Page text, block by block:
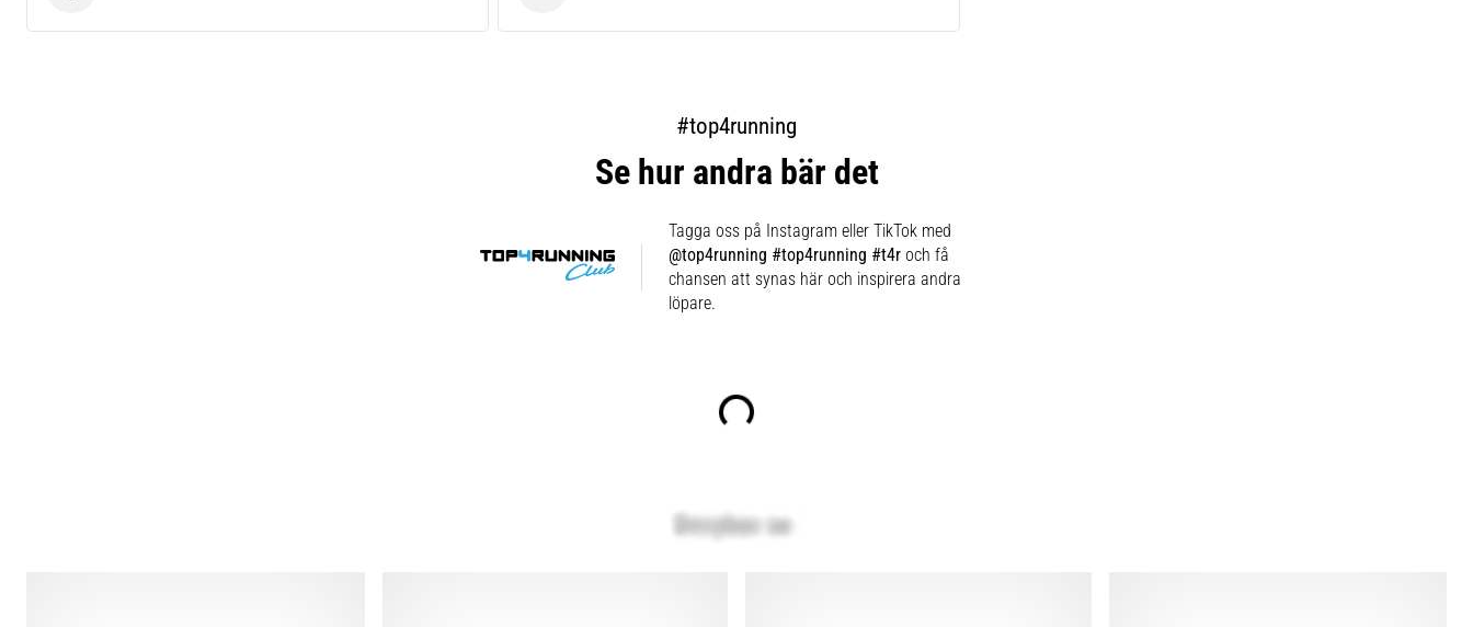
#top4running
Se hur andra bär det
Tagga oss på Instagram eller TikTok med
@top4running #top4running #t4r och få
chansen att synas här och inspirera andra
löpare.